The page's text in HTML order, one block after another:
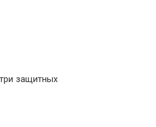
защитных